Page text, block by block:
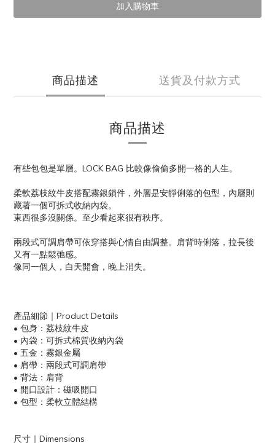
加入購物車
商品描述 送貨及付款方式
商品描述
有些包包是單層。LOCK BAG 比較像偷偷多開一格的人生。
柔軟荔枝紋牛皮搭配霧銀鎖件，外層是安靜俐落的包型，內層則
藏著一個可拆式收納內袋。
東西很多沒關係。至少看起來很有秩序。
兩段式可調肩帶可依穿搭與心情自由調整。肩背時俐落，拉長後
又有一點鬆弛感。
像同一個人，白天開會，晚上消失。
產品細節｜Product Details
• 包身：荔枝紋牛皮
• 內袋：可拆式棉質收納內袋
• 五金：霧銀金屬
• 肩帶：兩段式可調肩帶
• 背法：肩背
• 開口設計：磁吸開口
• 包型：柔軟立體結構
尺寸｜Dimensions